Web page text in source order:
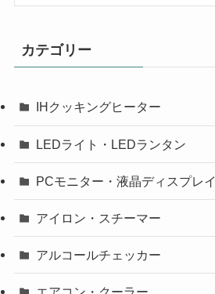
カテゴリー
IHクッキングヒーター
LEDライト・LEDランタン
PCモニター・液晶ディスプレイ
アイロン・スチーマー
アルコールチェッカー